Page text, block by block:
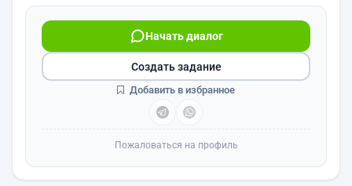
Начать диалог
Создать задание
Добавить в избранное
Пожаловаться на профиль